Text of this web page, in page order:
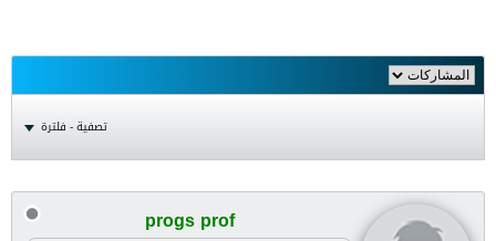
تصفية - فلترة
progs prof